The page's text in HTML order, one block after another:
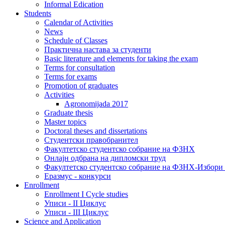
Informal Edication
Students
Calendar of Activities
News
Schedule of Classes
Практична настава за студенти
Basic literature and elements for taking the exam
Terms for consultation
Terms for exams
Promotion of graduates
Activities
Agronomijada 2017
Graduate thesis
Master topics
Doctoral theses and dissertations
Студентски правобранител
Факултетско студентско собрание на ФЗНХ
Онлајн одбрана на дипломски труд
Факултетско студентско собрание на ФЗНХ-
Еразмус - конкурси
Enrollment
Enrollment I Cycle studies
Уписи - II Циклус
Уписи - III Циклус
Science and Application